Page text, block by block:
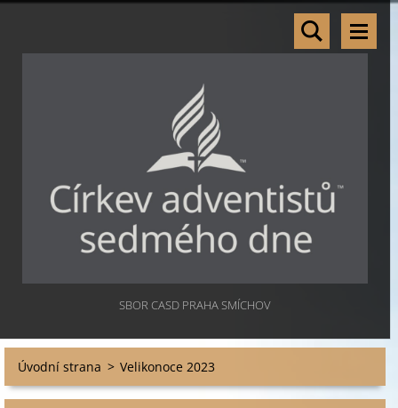
SBOR CASD PRAHA SMÍCHOV
Úvodní strana > Velikonoce 2023